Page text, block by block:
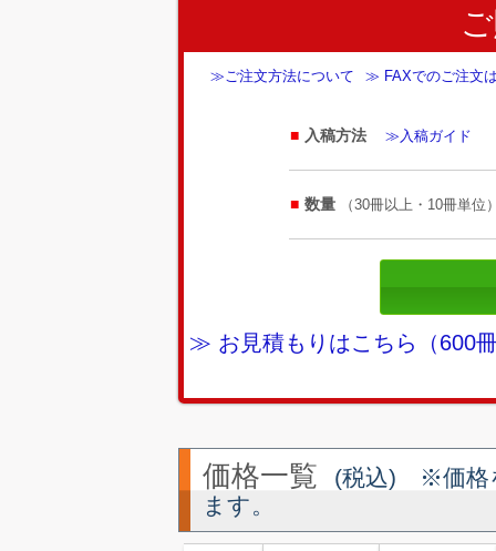
≫ご注文方法について ≫ FAXでのご注文
入稿方法 ≫入稿ガイド
数量 （30冊以上・10冊単位
≫ お見積もりはこちら（600
価格一覧
(税込) ※価格
ます。